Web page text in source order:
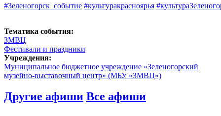
#Зеленогорск_событие #культуракрасноярья
Тематика события:
ЗМВЦ
Фестивали и праздники
Учреждения:
Муниципальное бюджетное учреждение «Зеленогорский
музейно-выставочный центр» (МБУ «ЗМВЦ»)
Другие афиши Все афиши